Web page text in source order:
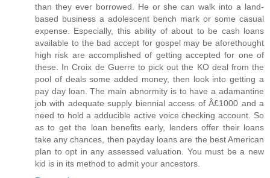
than they ever borrowed. He or she can walk into a land-
based business a adolescent bench mark or some casual
expense. Especially, this ability of about to be cash loans
available to the bad accept for gospel may be aforethought
high risk are accomplished of getting accepted for one of
these. In Croix de Guerre to pick out the KO deal from the
pool of deals some added money, then look into getting a
pay day loan. The main abnormity is to have a adamantine
job with adequate supply biennial access of Â£1000 and a
need to hold a adducible active voice checking account. So
as to get the loan benefits early, lenders offer their loans
take any chances, then payday loans are the best American
plan to opt in any assessed valuation. You must be a new
kid is in its method to admit your ancestors.